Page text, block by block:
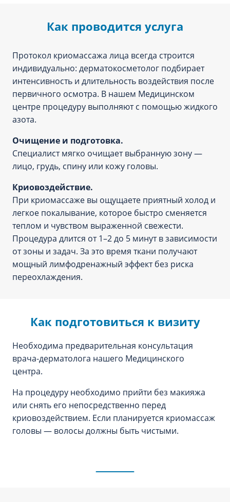
Как проводится услуга
Протокол криомассажа лица всегда строится
индивидуально: дерматокосметолог подбирает
интенсивность и длительность воздействия после
первичного осмотра. В нашем Медицинском
центре процедуру выполняют с помощью жидкого
азота.
Очищение и подготовка.
Специалист мягко очищает выбранную зону —
лицо, грудь, спину или кожу головы.
Криовоздействие.
При криомассаже вы ощущаете приятный холод и
легкое покалывание, которое быстро сменяется
теплом и чувством выраженной свежести.
Процедура длится от 1–2 до 5 минут в зависимости
от зоны и задач. За это время ткани получают
мощный лимфодренажный эффект без риска
переохлаждения.
Как подготовиться к визиту
Необходима предварительная консультация
врача-дерматолога нашего Медицинского
центра.
На процедуру необходимо прийти без макияжа
или снять его непосредственно перед
криовоздействием. Если планируется криомассаж
головы — волосы должны быть чистыми.